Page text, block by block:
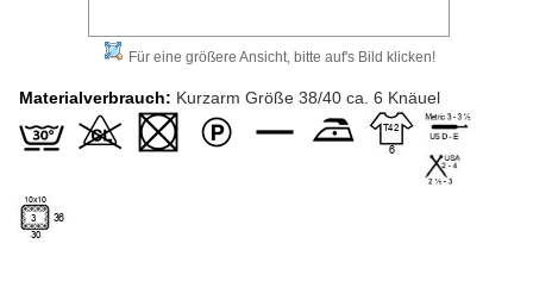
Für eine größere Ansicht, bitte auf's Bild klicken!
Materialverbrauch: Kurzarm Größe 38/40 ca. 6 Knäuel